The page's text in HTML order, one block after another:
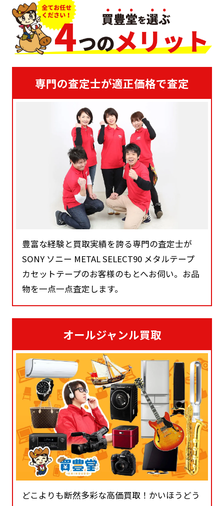
専門の査定士が適正価格で査定
豊富な経験と買取実績を誇る専門の査定士が
SONY ソニー METAL SELECT90 メタルテープ
カセットテープのお客様のもとへお伺い。お品
物を一点一点査定します。
オールジャンル買取
どこよりも断然多彩な高価買取！かいほうどう